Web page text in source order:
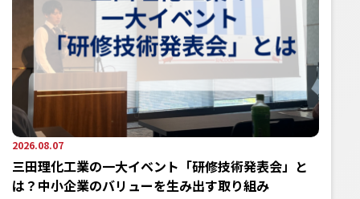
2026.08.07
三田理化工業の一大イベント「研修技術発表会」と
は？中小企業のバリューを生み出す取り組み